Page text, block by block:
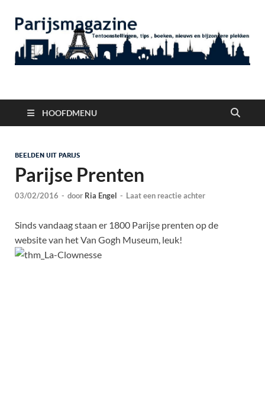
Parijsmagazine
HOOFDMENU
BEELDEN UIT PARIJS
Parijse Prenten
03/02/2016 - door Ria Engel - Laat een reactie achter
Sinds vandaag staan er 1800 Parijse prenten op de
website van het Van Gogh Museum, leuk!